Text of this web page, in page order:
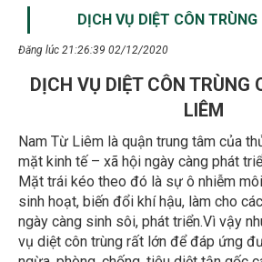
DỊCH VỤ DIỆT CÔN
DỊCH VỤ DIỆT CÔN TRÙNG
LIÊM
Nam Từ Liêm là quận trung tâm của
mặt kinh tế – xã hội ngày càng phát
Mặt trái kéo theo đó là sự ô nhiễm
sinh hoạt, biến đổi khí hậu, làm cho
ngày càng sinh sôi, phát triển.Vì vậy
vụ diệt côn trùng rất lớn để đáp ứng
ngừa, phòng, chống, tiêu diệt tận gốc